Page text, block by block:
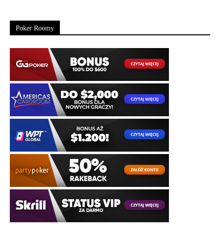
Poker Roomy